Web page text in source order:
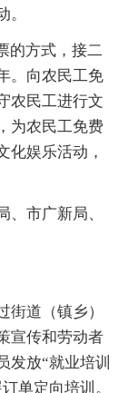
。
的方式，接二
。向农民工免
农民工进行文
为农民工免费
化娱乐活动，
、市广新局、
街道（镇乡）
宣传和劳动者
发放“就业培训
单定向培训。